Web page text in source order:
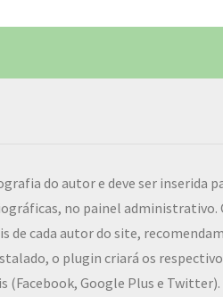
do autor e deve ser inserida
no painel administrativo.
de cada autor do site,
o plugin criará os
(Facebook, Google Plus e Twitter).